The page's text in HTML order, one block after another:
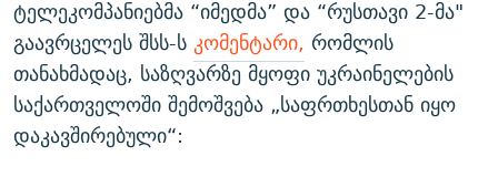
ტელეკომპანიებმა “იმედმა” და “რუსთავი 2-მა"
გაავრცელეს შსს-სკომენტარი, რომლის
თანახმადაც, საზღვარზე მყოფი უკრაინელების
საქართველოში შემოშვება „საფრთხესთან იყო
დაკავშირებული“: